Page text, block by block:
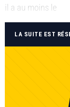
il a au moins le
LA SUITE EST